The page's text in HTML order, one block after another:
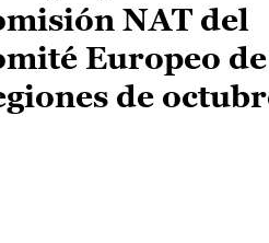
NAT del
Europeo
de